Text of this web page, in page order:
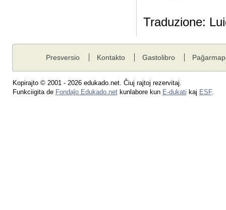
Traduzione:
Presversio Kontakto Gastolibro
Kopirajto © 2001 - 2026 edukado.net. Ĉiuj rajtoj rezervitaj.
Funkciigita de Fondaĵo Edukado.netkunlabore kun E-dukati kaj ESF.